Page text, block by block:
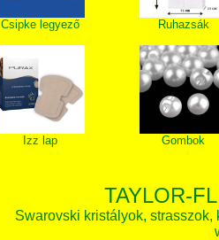
Csipke legyező Ruhazsák
Izz lap Gombok
TAYLOR-
Swarovski kristályok,